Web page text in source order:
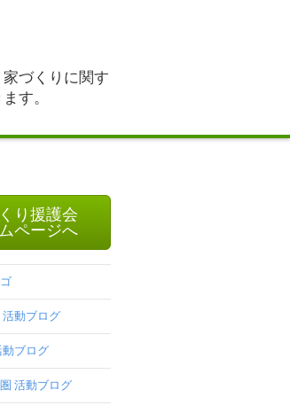
づくりに関す
す。
り援護会
ページへ
動ブログ
ブログ
活動ブログ